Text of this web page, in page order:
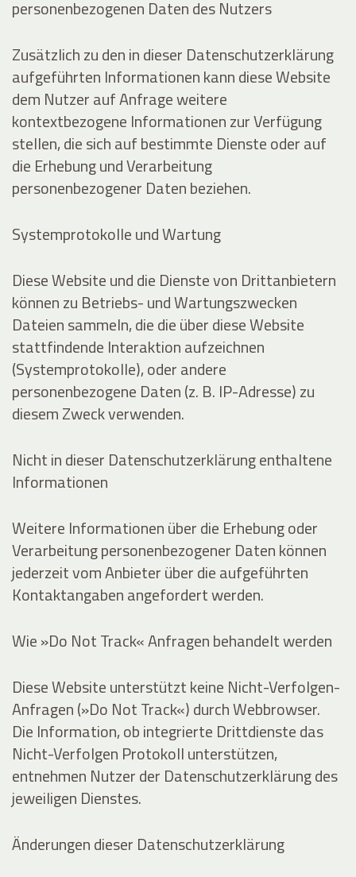
personenbezogenen Daten des Nutzers
Zusätzlich zu den in dieser Datenschutzerklärung
aufgeführten Informationen kann diese Website
dem Nutzer auf Anfrage weitere
kontextbezogene Informationen zur Verfügung
stellen, die sich auf bestimmte Dienste oder auf
die Erhebung und Verarbeitung
personenbezogener Daten beziehen.
Systemprotokolle und Wartung
Diese Website und die Dienste von Drittanbietern
können zu Betriebs- und Wartungszwecken
Dateien sammeln, die die über diese Website
stattfindende Interaktion aufzeichnen
(Systemprotokolle), oder andere
personenbezogene Daten (z. B. IP-Adresse) zu
diesem Zweck verwenden.
Nicht in dieser Datenschutzerklärung enthaltene
Informationen
Weitere Informationen über die Erhebung oder
Verarbeitung personenbezogener Daten können
jederzeit vom Anbieter über die aufgeführten
Kontaktangaben angefordert werden.
Wie »Do Not Track« Anfragen behandelt werden
Diese Website unterstützt keine Nicht-Verfolgen-
Anfragen (»Do Not Track«) durch Webbrowser.
Die Information, ob integrierte Drittdienste das
Nicht-Verfolgen Protokoll unterstützen,
entnehmen Nutzer der Datenschutzerklärung des
jeweiligen Dienstes.
Änderungen dieser Datenschutzerklärung